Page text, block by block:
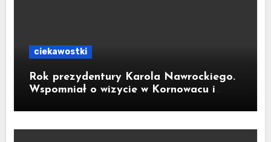
ciekawostki
Rok prezydentury Karola Nawrockiego.
Wspomniał o wizycie w Kornowacu i